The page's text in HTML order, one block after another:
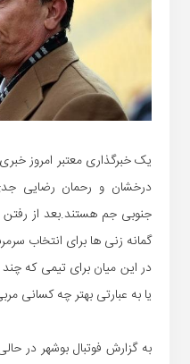
یک خبرگذاری معتبر امروز
درخشان و رحمان رضایی
جنوبی جم هستند.بعد از
گمانه زنی ها برای انتخاب
در این میان برای تیمی که
یا به عبارتی بهتر چه کسانی
به گزارش فوتبال بوشهر در